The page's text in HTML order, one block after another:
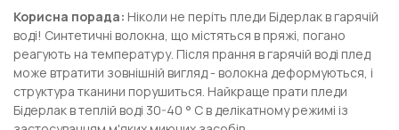
Корисна порада: Ніколи не періть пледи Бідерлак в гарячій
воді! Синтетичні волокна, що містяться в пряжі, погано
реагують на температуру. Після прання в гарячій воді плед
може втратити зовнішній вигляд - волокна деформуються, і
структура тканини порушиться. Найкраще прати пледи
Бідерлак в теплій воді 30-40 ° С в делікатному режимі із